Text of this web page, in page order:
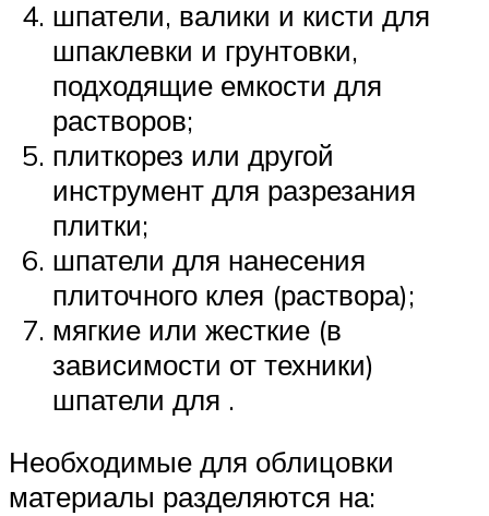
шпатели, валики и кисти для
шпаклевки и грунтовки,
подходящие емкости для
растворов;
плиткорез или другой
инструмент для разрезания
плитки;
шпатели для нанесения
плиточного клея (раствора);
мягкие или жесткие (в
зависимости от техники)
шпатели для .
Необходимые для облицовки
материалы разделяются на: